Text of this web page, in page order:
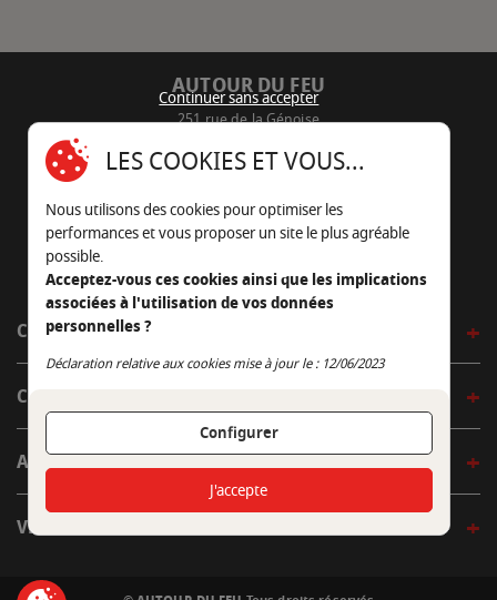
AUTOUR DU FEU
251 rue de la Génoise
05 45 22 98 09
Nous envoyer un e-mail
CÔTÉ OUTDOOR
CÔTÉ INDOOR
AUTOUR DE LA TABLE
VENIR EN BOUTIQUE
Continuer sans accepter
LES COOKIES ET VOUS...
Nous utilisons des cookies pour optimiser les
performances et vous proposer un site le plus agréable
possible.
Acceptez-vous ces cookies ainsi que les implications
associées à l'utilisation de vos données
personnelles ?
Déclaration relative aux cookies mise à jour le : 12/06/2023
Configurer
Continuer sans accepter
J'accepte